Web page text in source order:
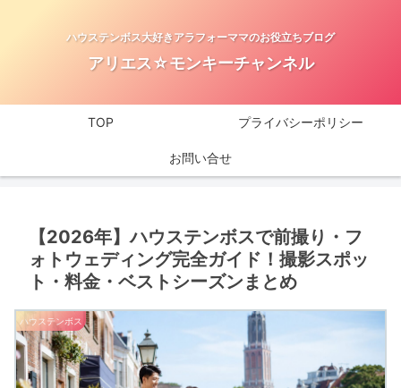
ハウステンボス大好きアラフォーママのお役立ちブログ
アリエス☆モンキーチャンネル
TOP プライバシーポリシー
お問い合せ
【2026年】ハウステンボスで前撮り・フ
ォトウェディング完全ガイド！撮影スポッ
ト・料金・ベストシーズンまとめ
ハウステンボス